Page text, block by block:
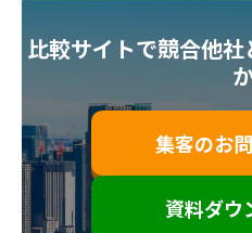
比較サイトで競合他
集客のお
資料ダウ